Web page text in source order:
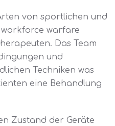
von sportlichen und
warfare
Das Team
und
Techniken was
eine Behandlung
Zustand der Geräte